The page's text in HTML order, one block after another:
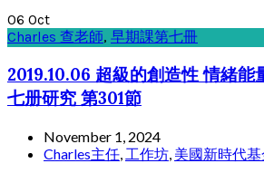
06 Oct
Charles 查老師, 早期課第七冊
2019.10.06 超級的創造性 情緒能
七册研究 第301節
November 1, 2024
Charles主任, 工作坊, 美國新時代